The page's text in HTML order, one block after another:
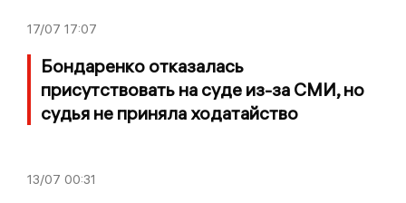
17/07 17:07
Бондаренко отказалась
присутствовать на суде из-за СМИ, но
судья не приняла ходатайство
13/07 00:31